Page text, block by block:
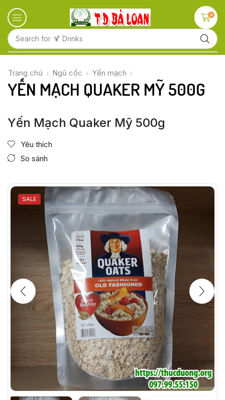
Search for 🍋 Fruits
0
Trang chủ Ngũ cốc Yến mạch
YẾN MẠCH QUAKER MỸ 500G
Yến Mạch Quaker Mỹ 500g
Yêu thích
So sánh
SALE